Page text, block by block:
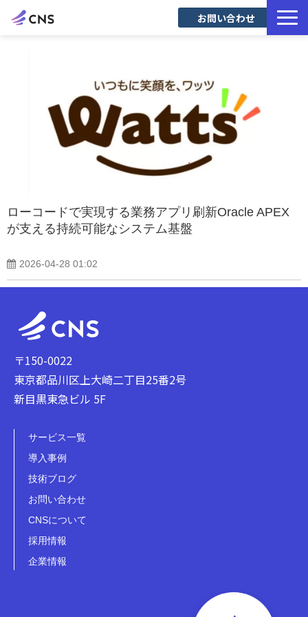
お問い合わせ
ローコードで実現する業務アプリ刷新Oracle APEX
が支える持続可能なシステム基盤
2026-04-28 01:02
〒150-0022
東京都品川区上大崎二丁目25番2号
新目黒東急ビル 5F
サービス一覧
導入事例
技術ブログ
お問い合わせ
CNSについて
採用情報
企業情報